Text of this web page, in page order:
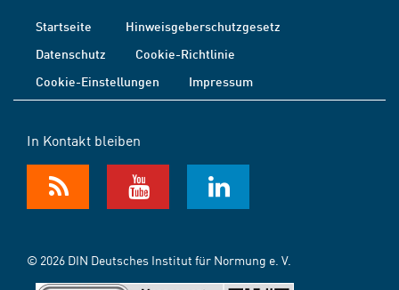
Startseite
Hinweisgeberschutzgesetz
Datenschutz
Cookie-Richtlinie
Cookie-Einstellungen
Impressum
In Kontakt bleiben
© 2026 DIN Deutsches Institut für Normung e. V.